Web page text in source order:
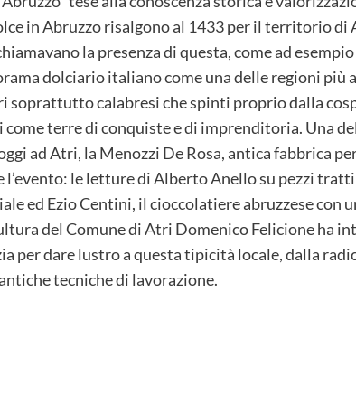
in Abruzzo risalgono al 1433 per il territorio di
la presenza di questa, come ad
dolciario italiano come una delle regioni più
calabresi che spinti proprio dalla
terre di conquiste e di imprenditoria. Una
ad Atri, la Menozzi De Rosa, antica fabbrica
le letture di Alberto Anello su pezzi
ed Ezio Centini, il cioccolatiere abruzzese con
del Comune di Atri Domenico Felicione ha
per dare lustro a questa tipicità locale, dalla
tecniche di lavorazione.